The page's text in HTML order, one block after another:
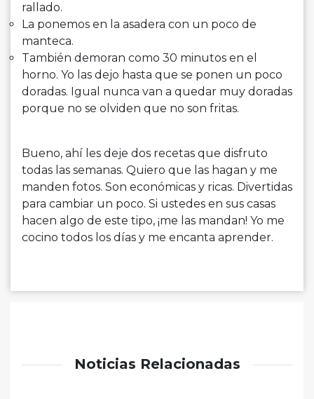
rallado.
La ponemos en la asadera con un poco de
manteca.
También demoran como 30 minutos en el
horno. Yo las dejo hasta que se ponen un poco
doradas. Igual nunca van a quedar muy doradas
porque no se olviden que no son fritas.
Bueno, ahí les deje dos recetas que disfruto
todas las semanas. Quiero que las hagan y me
manden fotos. Son económicas y ricas. Divertidas
para cambiar un poco. Si ustedes en sus casas
hacen algo de este tipo, ¡me las mandan! Yo me
cocino todos los días y me encanta aprender.
Noticias Relacionadas